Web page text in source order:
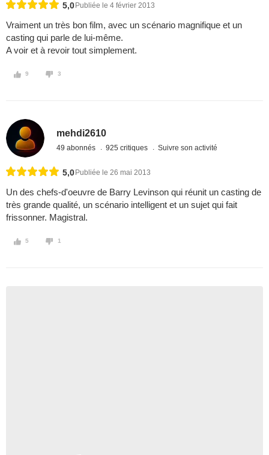
5,0 Publiée le 4 février 2013
Vraiment un très bon film, avec un scénario magnifique et un
casting qui parle de lui-même.
A voir et à revoir tout simplement.
9 3
mehdi2610
49 abonnés 925 critiques Suivre son activité
5,0 Publiée le 26 mai 2013
Un des chefs-d'oeuvre de Barry Levinson qui réunit un casting de
très grande qualité, un scénario intelligent et un sujet qui fait
frissonner. Magistral.
5 1